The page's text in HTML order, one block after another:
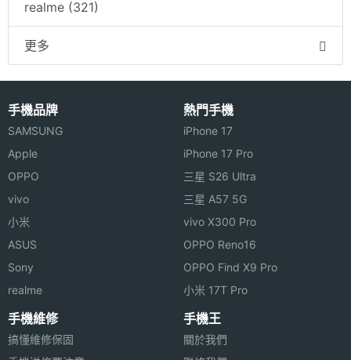
realme (321)
更多
手機品牌
SAMSUNG
Apple
OPPO
vivo
小米
ASUS
Sony
realme
熱門手機
iPhone 17
iPhone 17 Pro
三星 S26 Ultra
三星 A57 5G
vivo X300 Pro
OPPO Reno16
OPPO Find X9 Pro
小米 17T Pro
手機維修
搞懂維修保固
手機王
關於我們